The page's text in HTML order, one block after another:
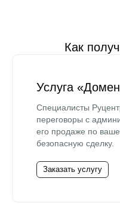
Как
Услуга
Специалисты
переговоры с
его продаже по
безопасную сделку.
Заказать услугу